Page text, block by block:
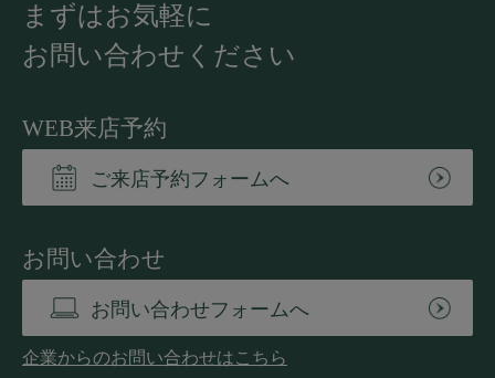
まずはお気軽に
お問い合わせください
WEB来店予約
ご来店予約フォームへ
お問い合わせ
お問い合わせフォームへ
企業からのお問い合わせはこちら